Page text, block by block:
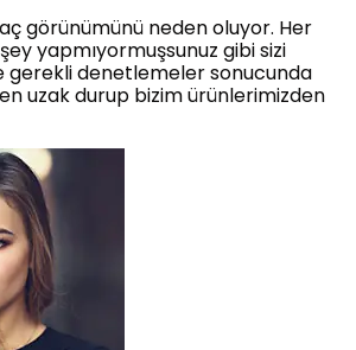
görünümünü neden oluyor. Her
yapmıyormuşsunuz gibi sizi
gerekli denetlemeler sonucunda
uzak durup bizim ürünlerimizden